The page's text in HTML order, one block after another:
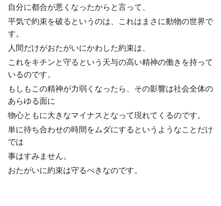
自分に都合が悪くなったからと言って、
平気で約束を破るというのは、これはまさに動物の世界で
す。
人間だけがおたがいにかわした約束は、
これをキチンと守るという天与の高い精神の働きを持って
いるのです。
もしもこの精神が力弱くなったら、その影響は社会全体の
あらゆる面に
物心ともに大きなマイナスとなって現れてくるのです。
単に待ち合わせの時間をムダにするというようなことだけ
では
事はすみません。
おたがいに約束は守るべきなのです。